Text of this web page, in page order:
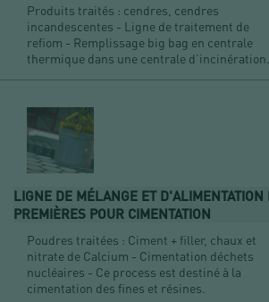
Produits traités : cendres, cendres
incandescentes - Ligne de traitement de
refiom - Remplissage big bag en centrale
thermique dans une centrale d’incinération...
LIGNE DE MÉLANGE ET D'ALIMENTATION
PREMIÈRES POUR CIMENTATION
Poudres traitées : Ciment + filler, chaux et
nitrate de Calcium - Cimentation déchets
nucléaires - Ce process est destiné à la
cimentation des fines et résines.